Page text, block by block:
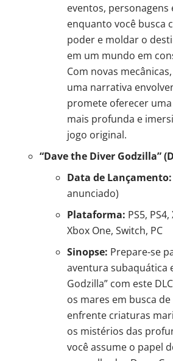
eventos, personagens
enquanto você busca
poder e moldar o
em um mundo em
Com novas
uma narrativa
promete oferecer
mais profunda e
jogo original.
“Dave the Diver Godzilla”
Data de Lançamento:
anunciado)
Plataforma: PS5,
Xbox One, Switch, PC
Sinopse: Prepare-se
aventura subaquática
Godzilla” com este
os mares em busca
enfrente criaturas
os mistérios das
você assume o papel